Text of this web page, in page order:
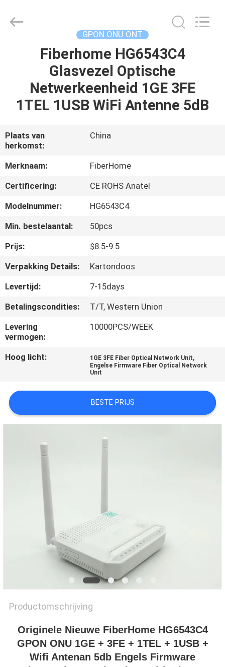
PRODUCTEN
ONS
FABRIEKSREIS
KWALITEITSCONTROLE
CONTACTEER
ONS
VERZOEK
EEN
CITAAT
SITEMAP
PRIVACY
POLICY
LIMITED.
GPON ONU ONT
Fiberhome HG6543C4
Glasvezel Optische
Netwerkeenheid 1GE 3FE
1TEL 1USB WiFi Antenne 5dB
Plaats van
herkomst:
China
Merknaam:
FiberHome
Certificering:
CE ROHS Anatel
Modelnummer:
HG6543C4
Min. bestelaantal:
50pcs
Prijs:
$8.5-9.5
Verpakking Details:
Kartondoos
Levertijd:
7-15days
Betalingscondities:
T/T, Western Union
Levering
vermogen:
10000PCS/WEEK
Hoog licht: 1GE 3FE Fiber Optical Network Unit,
Engelse Firmware Fiber Optical Network
Unit
BESTE PRIJS
Productomschrijving
Originele Nieuwe FiberHome HG6543C4
GPON ONU 1GE + 3FE + 1TEL + 1USB +
Wifi Antenan 5db Engels Firmware